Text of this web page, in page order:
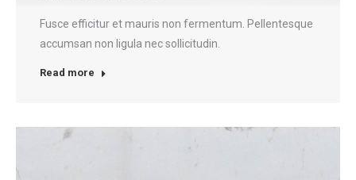
Fusce efficitur et mauris non fermentum. Pellentesque
accumsan non ligula nec sollicitudin.
Read more